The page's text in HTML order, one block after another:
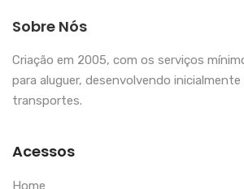
Sobre Nós
Criação em 2005, com os serviços
para aluguer, desenvolvendo
transportes.
Acessos
Home